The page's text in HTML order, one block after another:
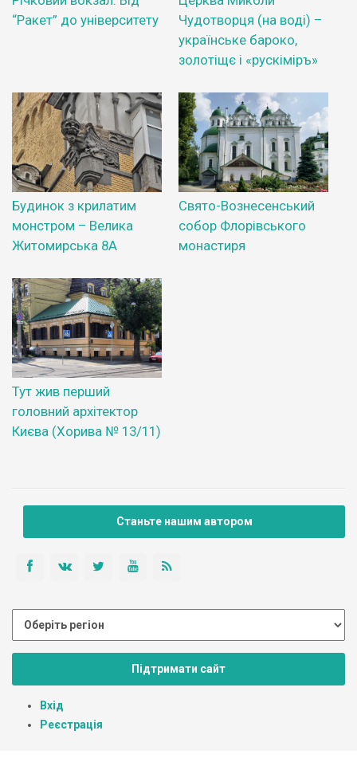
“Ракет” до університету
Чудотворця (на воді) –
українське бароко,
золотіщє і «рускіміръ»
Будинок з крилатим
монстром – Велика
Житомирська 8А
Свято-Вознесенський
собор Флорівського
монастиря
Тут жив перший
головний архітектор
Києва (Хорива № 13/11)
Станьте нашим автором
Підтримати сайт
Вхід
Реєстрація